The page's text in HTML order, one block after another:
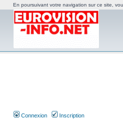
Connexion Inscription
En poursuivant votre navigation sur ce site,